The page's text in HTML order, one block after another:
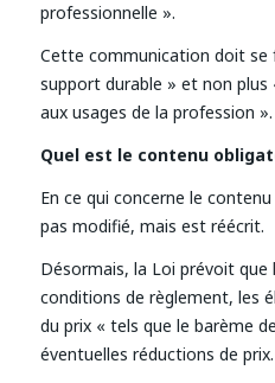
professionnelle ».
Cette communication doit se
support durable » et non
aux usages de la profession ».
Quel est le contenu
En ce qui concerne le
pas modifié, mais est réécrit.
Désormais, la Loi prévoit que
conditions de règlement, les
du prix « tels que le barème
éventuelles réductions de prix.